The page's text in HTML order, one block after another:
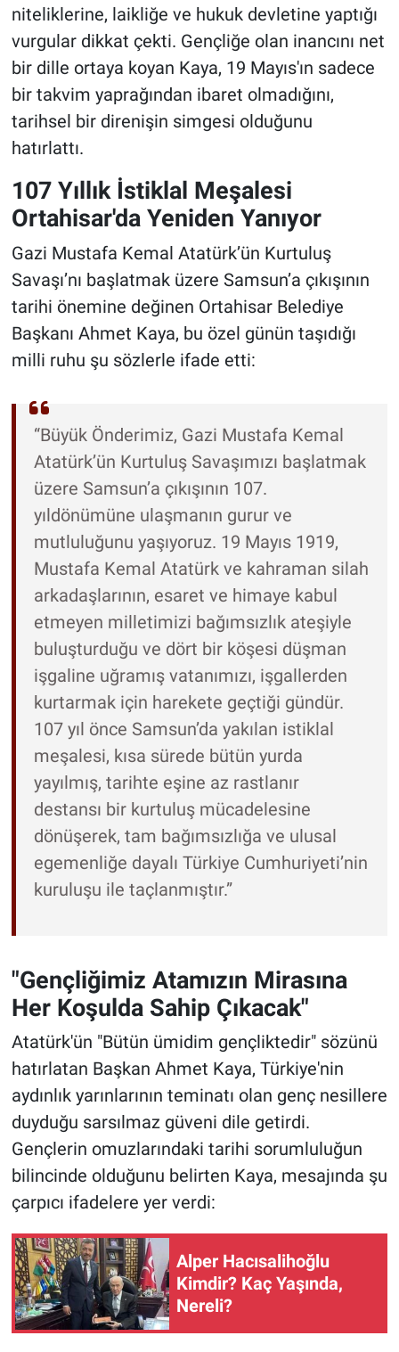
niteliklerine, laikliğe ve hukuk devletine yaptığı
vurgular dikkat çekti. Gençliğe olan inancını net
bir dille ortaya koyan Kaya, 19 Mayıs'ın sadece
bir takvim yaprağından ibaret olmadığını,
tarihsel bir direnişin simgesi olduğunu
hatırlattı.
107 Yıllık İstiklal Meşalesi
Ortahisar'da Yeniden Yanıyor
Gazi Mustafa Kemal Atatürk’ün Kurtuluş
Savaşı’nı başlatmak üzere Samsun’a çıkışının
tarihi önemine değinen Ortahisar Belediye
Başkanı Ahmet Kaya, bu özel günün taşıdığı
milli ruhu şu sözlerle ifade etti:
“Büyük Önderimiz, Gazi Mustafa Kemal
Atatürk’ün Kurtuluş Savaşımızı başlatmak
üzere Samsun’a çıkışının 107.
yıldönümüne ulaşmanın gurur ve
mutluluğunu yaşıyoruz. 19 Mayıs 1919,
Mustafa Kemal Atatürk ve kahraman silah
arkadaşlarının, esaret ve himaye kabul
etmeyen milletimizi bağımsızlık ateşiyle
buluşturduğu ve dört bir köşesi düşman
işgaline uğramış vatanımızı, işgallerden
kurtarmak için harekete geçtiği gündür.
107 yıl önce Samsun’da yakılan istiklal
meşalesi, kısa sürede bütün yurda
yayılmış, tarihte eşine az rastlanır
destansı bir kurtuluş mücadelesine
dönüşerek, tam bağımsızlığa ve ulusal
egemenliğe dayalı Türkiye Cumhuriyeti’nin
kuruluşu ile taçlanmıştır.”
"Gençliğimiz Atamızın Mirasına
Her Koşulda Sahip Çıkacak"
Atatürk'ün "Bütün ümidim gençliktedir" sözünü
hatırlatan Başkan Ahmet Kaya, Türkiye'nin
aydınlık yarınlarının teminatı olan genç nesillere
duyduğu sarsılmaz güveni dile getirdi.
Gençlerin omuzlarındaki tarihi sorumluluğun
bilincinde olduğunu belirten Kaya, mesajında şu
çarpıcı ifadelere yer verdi:
Alper Hacısalihoğlu
Kimdir? Kaç Yaşında,
Nereli?